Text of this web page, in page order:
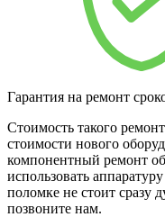
Гарантия на ремонт
Стоимость такого
стоимости нового
компонентный ремонт
использовать
поломке не стоит сразу
позвоните нам.